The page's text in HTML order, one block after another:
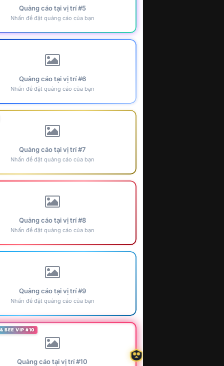
Quảng cáo tại vị trí #5
Nhấn để đặt quảng cáo của bạn
Quảng cáo tại vị trí #6
Nhấn để đặt quảng cáo của bạn
Quảng cáo tại vị trí #7
Nhấn để đặt quảng cáo của bạn
Quảng cáo tại vị trí #8
Nhấn để đặt quảng cáo của bạn
Quảng cáo tại vị trí #9
Nhấn để đặt quảng cáo của bạn
BEE VIP #10
Quảng cáo tại vị trí #10